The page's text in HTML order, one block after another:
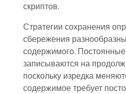
скриптов.
Стратегии сохранения
сбережения
содержимого.
записываются на
поскольку изредка
содержимое требует